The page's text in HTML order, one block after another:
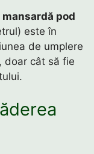
mansardă pod
este în
de umplere
, doar cât să fie